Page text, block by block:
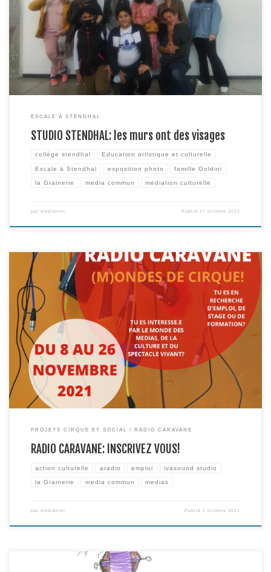
accueilli, du 24 septembre au 26 octobre, les visages des élèves inscrits
dans le dispositif UPE2A (permettant un enseignement renforcé du français
pour les enfants primo-arrivant). Des portraits réalisés par les élèves eux
mêmes dans le […]
ESCALE À STENDHAL
STUDIO STENDHAL: les murs ont des visages
collège stendhal Education artistique et culturelle
Escale à Stendhal exposition photo famille Goldini
la Grainerie media commun mediation culturelle
par mediation Publié27 octobre 2021
Vous avez entre 18 et 30 ans, et êtes en recherche d’emploi, de formation,
d’expérience favorisant l’insertion professionnelle? N’hésitez pas à
rejoindre Radio Caravane / (m)ondes de cirque, une initiative gratuite à la
croisée de l’éducation aux médias, de la médiation culturelle et de la
communication menée depuis 10 ans […]
PROJETS CIRQUE ET SOCIAL RADIO CARAVANE
RADIO CARAVANE: INSCRIVEZ VOUS!
action culturelle aradio emploi ivasound studio
la Grainerie media commun medias
par mediation Publié 1 octobre 2021